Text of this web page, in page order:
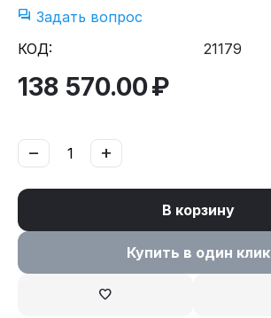
Задать вопрос
КОД:
21179
138 570.00₽
+
−
В корзину
Купить в один клик